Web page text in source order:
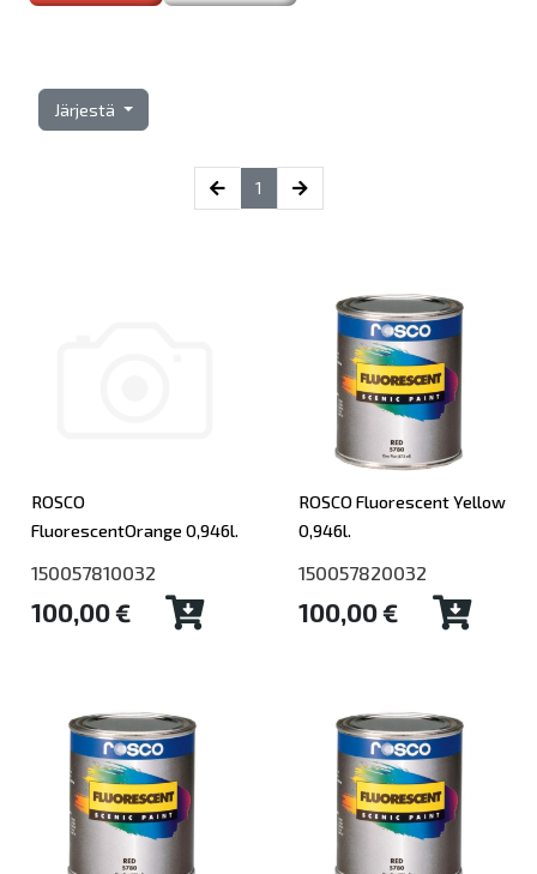
Järjestä
1 (current)
ROSCO
FluorescentOrange 0,946l.
150057810032
100,00 €
ROSCO Fluorescent Yellow
0,946l.
150057820032
100,00 €